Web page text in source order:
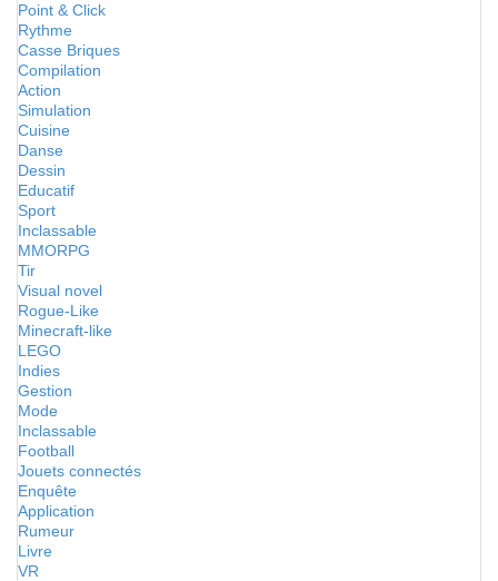
Point & Click
Rythme
Casse Briques
Compilation
Action
Simulation
Cuisine
Danse
Dessin
Educatif
Sport
Inclassable
MMORPG
Tir
Visual novel
Rogue-Like
Minecraft-like
LEGO
Indies
Gestion
Mode
Inclassable
Football
Jouets connectés
Enquête
Application
Rumeur
Livre
VR